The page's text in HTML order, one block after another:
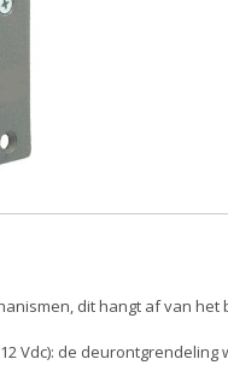
dit hangt af van het
Vdc): de